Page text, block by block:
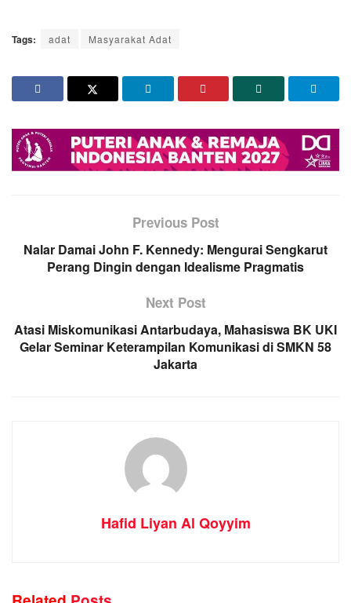
Tags: adat Masyarakat Adat
Previous Post
Nalar Damai John F. Kennedy: Mengurai Sengkarut
Perang Dingin dengan Idealisme Pragmatis
Next Post
Atasi Miskomunikasi Antarbudaya, Mahasiswa BK UKI
Gelar Seminar Keterampilan Komunikasi di SMKN 58
Jakarta
Hafid Liyan Al Qoyyim